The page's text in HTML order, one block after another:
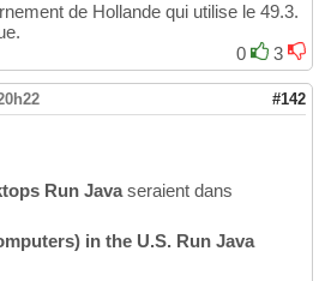
de Hollande qui utilise le 49.3.
0
3
#142
Run Javaseraient dans
in the U.S. Run Java